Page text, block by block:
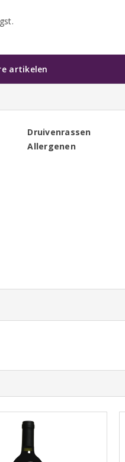
artikelen
Druivenrassen
Allergenen